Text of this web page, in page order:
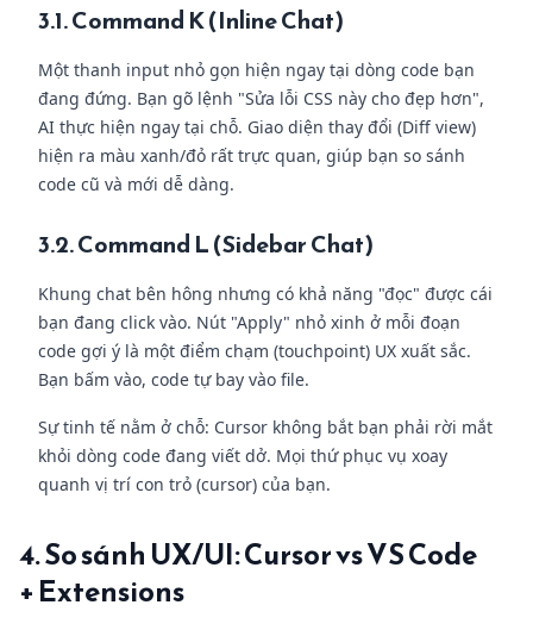
3.1. Command K (Inline Chat)
Một thanh input nhỏ gọn hiện ngay tại dòng code bạn
đang đứng. Bạn gõ lệnh "Sửa lỗi CSS này cho đẹp hơn",
AI thực hiện ngay tại chỗ. Giao diện thay đổi (Diff view)
hiện ra màu xanh/đỏ rất trực quan, giúp bạn so sánh
code cũ và mới dễ dàng.
3.2. Command L (Sidebar Chat)
Khung chat bên hông nhưng có khả năng "đọc" được cái
bạn đang click vào. Nút "Apply" nhỏ xinh ở mỗi đoạn
code gợi ý là một điểm chạm (touchpoint) UX xuất sắc.
Bạn bấm vào, code tự bay vào file.
Sự tinh tế nằm ở chỗ: Cursor không bắt bạn phải rời mắt
khỏi dòng code đang viết dở. Mọi thứ phục vụ xoay
quanh vị trí con trỏ (cursor) của bạn.
4. So sánh UX/UI: Cursor vs VS Code
+ Extensions